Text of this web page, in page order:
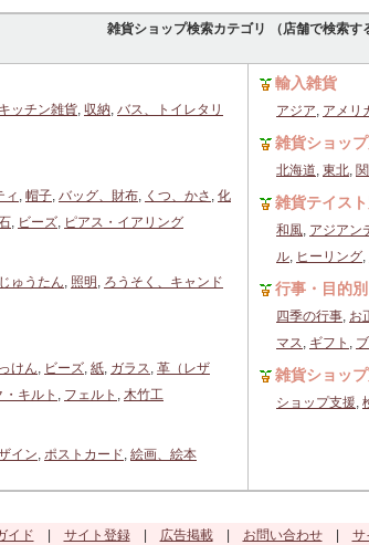
雑貨ショップ検索カテゴリ （店舗で検索す
ッチン雑貨, 収納, バス、トイレタリ
ィ , 帽子, バッグ、財布, くつ、かさ , 化
, ビーズ, ピアス・イアリング
ゅうたん, 照明 , ろうそく、キャンド
けん, ビーズ, 紙, ガラス, 革（レザ
キルト , フェルト , 木竹工
イン, ポストカード, 絵画、絵本
輸入雑貨
アジア, アメリ
雑貨ショッ
北海道, 東北,
雑貨テイスト
和風, アジアン
ル, ヒーリング,
行事・目的別
四季の行事, お
マス, ギフト ,
雑貨ショッ
ショップ支援,
イド サイト登録| 広告掲載| お問い合わせ| サ